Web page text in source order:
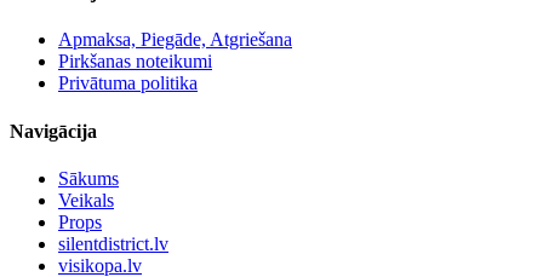
Apmaksa, Piegāde, Atgriešana
Pirkšanas noteikumi
Privātuma politika
Navigācija
Sākums
Veikals
Props
silentdistrict.lv
visikopa.lv